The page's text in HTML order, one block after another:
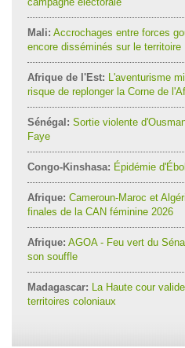
Mali: Accrochages entre forces
encore disséminés sur le territoire
Afrique de l'Est: L'aventurisme
risque de replonger la Corne de
Sénégal: Sortie violente
Faye
Congo-Kinshasa: Épidémie
Afrique: Cameroun-Maroc et
finales de la CAN féminine 2026
Afrique: AGOA - Feu vert du
son souffle
Madagascar: La Haute cour
territoires coloniaux